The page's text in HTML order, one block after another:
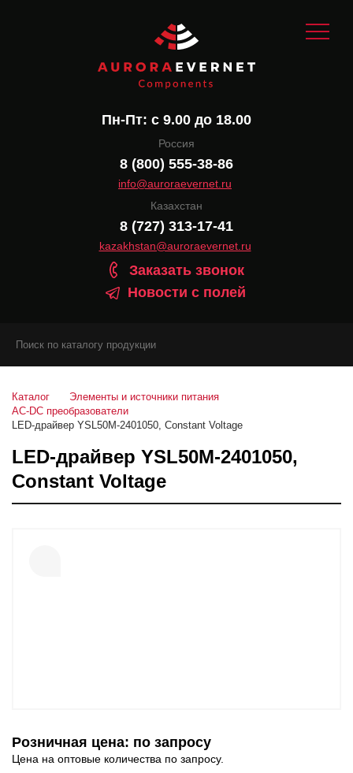
Пн-Пт: с 9.00 до 18.00
Россия
8 (800) 555-38-86
info@auroraevernet.ru
Казахстан
8 (727) 313-17-41
kazakhstan@auroraevernet.ru
Заказать звонок
Новости с полей
Каталог
Элементы и источники питания
AC-DC преобразователи
LED-драйвер YSL50M-2401050, Constant Voltage
LED-драйвер YSL50M-2401050,
Constant Voltage
Розничная цена: по запросу
Цена на оптовые количества по запросу.